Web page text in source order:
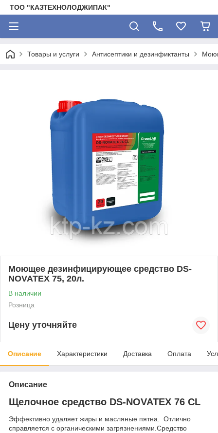
ТОО "КАЗТЕХНОЛОДЖИПАК"
Товары и услуги Антисептики и дезинфиктанты
Моющее дезинфицирующее средство DS-
NOVATEX 75, 20л.
В наличии
Розница
Цену уточняйте
Описание Характеристики Доставка Оплата
Описание
Щелочное средство DS-NOVATEX 76 CL
Эффективно удаляет жиры и масляные пятна. Отлично
справляется с органическими загрязнениями.Средство